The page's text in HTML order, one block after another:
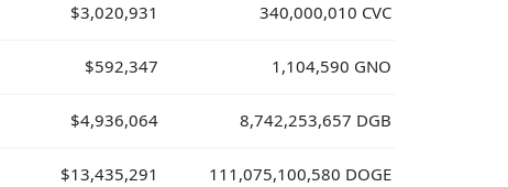
$3,020,931 340,000,010 CVC
$592,347 1,104,590 GNO
$4,936,064 8,742,253,657 DGB
$13,435,291 111,075,100,580 DOGE